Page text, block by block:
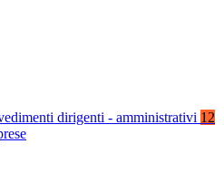
dirigenti - amministrativi 12